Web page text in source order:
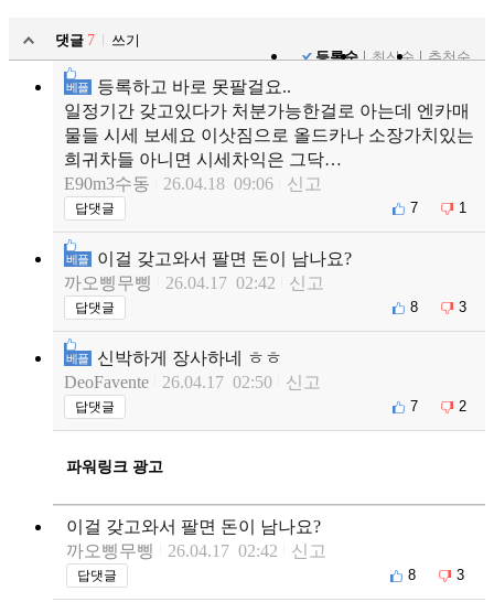
댓글 7
쓰기
등록순
최신순 추천순
베플
등록하고 바로 못팔걸요..
일정기간 갖고있다가 처분가능한걸로 아는데 엔카매
물들 시세 보세요 이삿짐으로 올드카나 소장가치있는
희귀차들 아니면 시세차익은 그닥…
E90m3수동
26.04.18 09:06 신고
답댓글 7 1
베플
이걸 갖고와서 팔면 돈이 남나요?
까오삥무삥
26.04.17 02:42 신고
답댓글 8 3
베플
신박하게 장사하네 ㅎㅎ
DeoFavente
26.04.17 02:50 신고
답댓글 7 2
파워링크 광고
이걸 갖고와서 팔면 돈이 남나요?
까오삥무삥
26.04.17 02:42 신고
답댓글 8 3